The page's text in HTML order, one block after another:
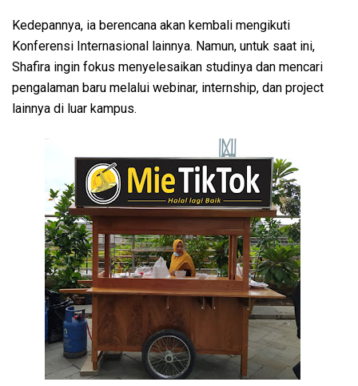
Kedepannya, ia berencana akan kembali mengikuti
Konferensi Internasional lainnya. Namun, untuk saat ini,
Shafira ingin fokus menyelesaikan studinya dan mencari
pengalaman baru melalui webinar, internship, dan project
lainnya di luar kampus.